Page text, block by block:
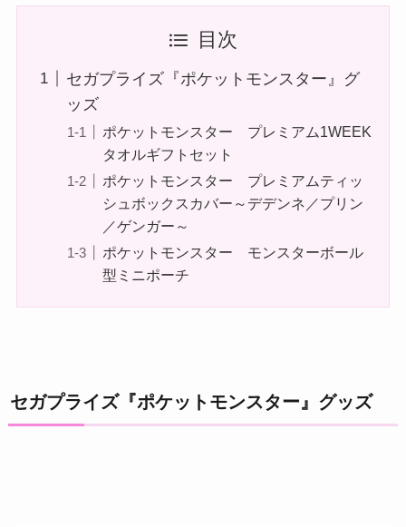
目次
セガプライズ『ポケットモンスター』グ
ッズ
ポケットモンスター プレミアム1WEEK
タオルギフトセット
ポケットモンスター プレミアムティッ
シュボックスカバー～デデンネ／プリン
／ゲンガー～
ポケットモンスター モンスターボール
型ミニポーチ
セガプライズ『ポケットモンスター』グッズ